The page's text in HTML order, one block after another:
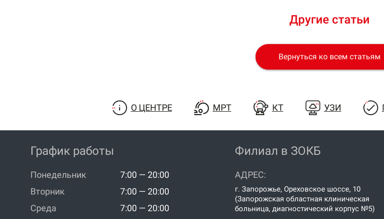
Другие статьи
Вернуться ко всем статьям
О ЦЕНТРЕ МРТ КТ УЗИ
График работы
Понедельник
7:00 — 20:00
Вторник
7:00 — 20:00
Среда
7:00 — 20:00
Филиал в ЗОКБ
АДРЕС:
г. Запорожье, Ореховское шоссе, 10
(Запорожская областная клиническая
больница, диагностический корпус №5)